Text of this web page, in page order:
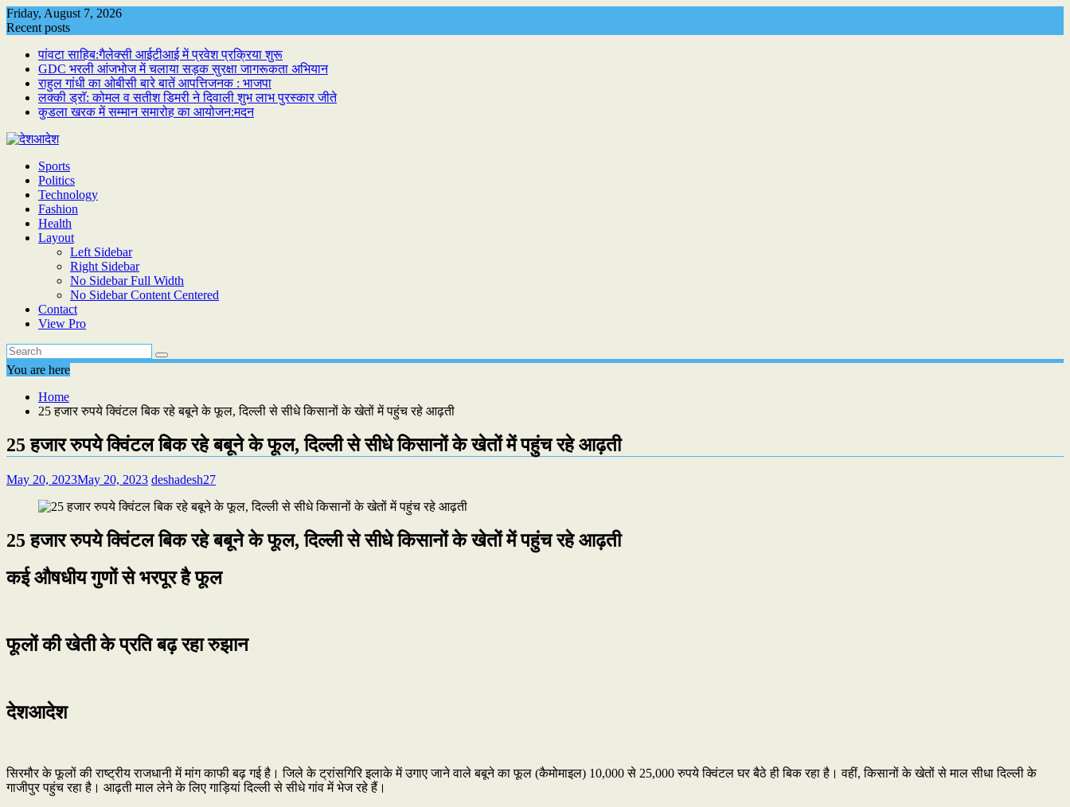
Skip
to
Friday, August 7, 2026
Recent posts
पांवटा साहिब:गैलेक्सी आईटीआई में प्रवेश प्रक्रिया शुरू
GDC भरली आंजभोज में चलाया सड़क सुरक्षा जागरूकता अभियान
राहुल गांधी का ओबीसी बारे बातें आपत्तिजनक : भाजपा
लक्की ड्राॅ: कोमल व सतीश डिमरी ने दिवाली शुभ लाभ पुरस्कार जीते
कुडला खरक में सम्मान समारोह का आयोजन:मदन
Sports
Politics
Technology
Fashion
Health
Layout
Left Sidebar
Right Sidebar
No Sidebar Full Width
No Sidebar Content Centered
Contact
View Pro
You are here
Home
25 हजार रुपये क्विंटल बिक रहे बबूने के फूल, दिल्ली से सीधे किसानों के खेतों में पहुंच रहे आढ़ती
25 हजार रुपये क्विंटल बिक रहे बबूने के फूल, दिल्ली से सीधे किसानों के खेतों में पहुंच रहे आढ़ती
May 20, 2023May 20, 2023 deshadesh27
25 हजार रुपये क्विंटल बिक रहे बबूने के फूल, दिल्ली से सीधे किसानों के खेतों में पहुंच रहे आढ़ती
कई औषधीय गुणों से भरपूर है फूल
फूलों की खेती के प्रति बढ़ रहा रुझान
देशआदेश
सिरमौर के फूलों की राष्ट्रीय राजधानी में मांग काफी बढ़ गई है। जिले के ट्रांसगिरि इलाके में उगाए जाने वाले बबूने का फूल (कैमोमाइल) 10,000 से 25,000 रुपये क्विंटल घर बैठे ही बिक रहा है। वहीं, किसानों के खेतों से माल सीधा दिल्ली के
गाजीपुर पहुंच रहा है। आढ़ती माल लेने के लिए गाड़ियां दिल्ली से सीधे गांव में भेज रहे हैं।